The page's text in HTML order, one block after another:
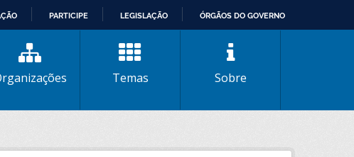
PARTICIPE LEGISLAÇÃO ÓRGÃOS DO GOVERNO
Temas Sobre